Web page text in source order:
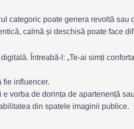
categoric poate genera revoltă sau
calmă și deschisă poate face
Întreabă-l: „Te-ai simți
fie influencer.
vorba de dorința de apartenență
din spatele imaginii publice.